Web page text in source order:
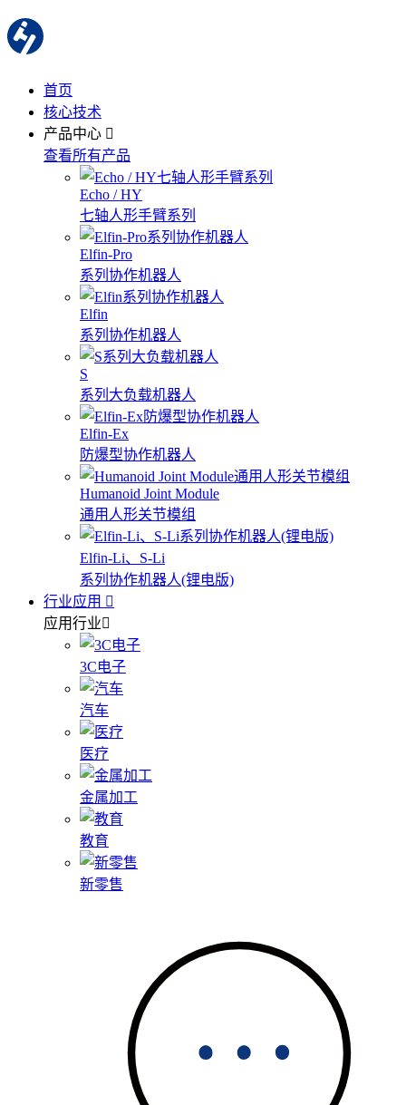
首页
核心技术
产品中心
查看所有产品
Echo / HY
七轴人形手臂系列
Elfin-Pro
系列协作机器人
Elfin
系列协作机器人
S
系列大负载机器人
Elfin-Ex
防爆型协作机器人
Humanoid Joint Module
通用人形关节模组
Elfin-Li、S-Li
系列协作机器人(锂电版)
行业应用
应用行业
3C电子
汽车
医疗
金属加工
教育
新零售